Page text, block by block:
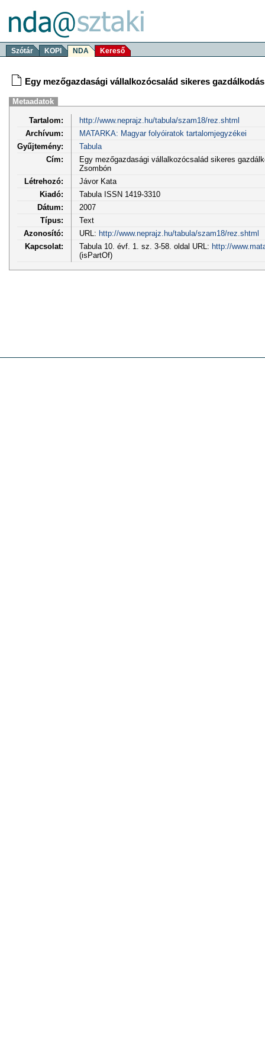
Szótár KOPI NDA Kereső
Egy mezőgazdasági vállalkozócsalád sikeres
Metaadatok
Tartalom:
http://www.neprajz.hu/tabula/szam18/rez.shtml
Archívum:
MATARKA: Magyar folyóiratok tartalomjegyzékei
Gyűjtemény:
Tabula
Cím:
Egy mezőgazdasági vállalkozócsalád sikeres
Zsombón
Létrehozó:
Jávor Kata
Kiadó:
Tabula ISSN 1419-3310
Dátum:
2007
Típus:
Text
Azonosító:
URL: http://www.neprajz.hu/tabula/szam18/rez.shtml
Kapcsolat:
Tabula 10. évf. 1. sz. 3-58. oldal URL: http://
(isPartOf)